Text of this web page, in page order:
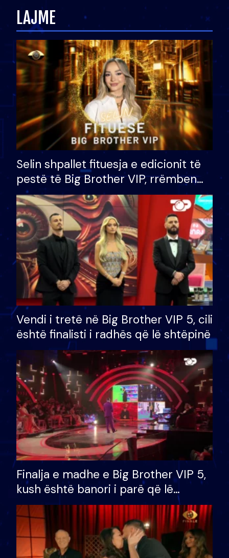
LAJME
Selin shpallet fituesja e edicionit të
pestë të Big Brother VIP, rrëmben
çmimin e madh prej 100 mijë eurosh
Vendi i tretë në Big Brother VIP 5, cili
është finalisti i radhës që lë shtëpinë
Finalja e madhe e Big Brother VIP 5,
kush është banori i parë që lë
shtëpinë dhe humb mundësinë për
të fituar çmimin e madh